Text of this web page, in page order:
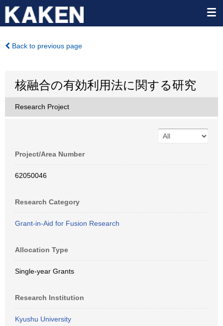
Back to previous page
核融合の有効利用法に関する研究
Research Project
Project/Area Number
62050046
Research Category
Grant-in-Aid for Fusion Research
Allocation Type
Single-year Grants
Research Institution
Kyushu University